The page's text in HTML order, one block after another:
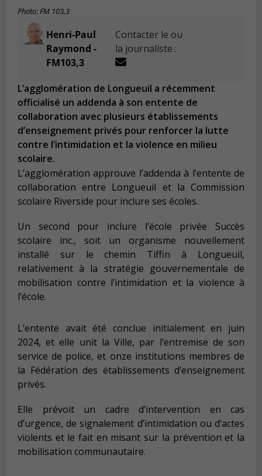
Photo: FM 103,3
Henri-Paul
Raymond -
FM103,3
Contacter le ou
la journaliste :
L’agglomération de Longueuil a récemment
officialisé un addenda à son entente de
collaboration avec plusieurs établissements
d’enseignement privés pour renforcer la lutte
contre l’intimidation et la violence en milieu
scolaire.
L’agglomération approuve l’addenda à l’entente de
collaboration entre Longueuil et la Commission
scolaire Riverside pour inclure ses écoles.
Un second pour inclure l’école privée Succès
scolaire inc., soit un organisme nouvellement
installé sur le chemin Tiffin à Longueuil,
relativement à la stratégie gouvernementale de
mobilisation contre l’intimidation et la violence à
l’école.
L’entente avait été conclue initialement en juin
2024, et elle unit la Ville, par l’entremise de son
service de police, et onze institutions membres de
la Fédération des établissements d’enseignement
privés.
Elle prévoit un cadre d’intervention en cas
d’urgence, de signalement d’intimidation ou d’actes
violents et le fait en misant sur la prévention et la
mobilisation communautaire.